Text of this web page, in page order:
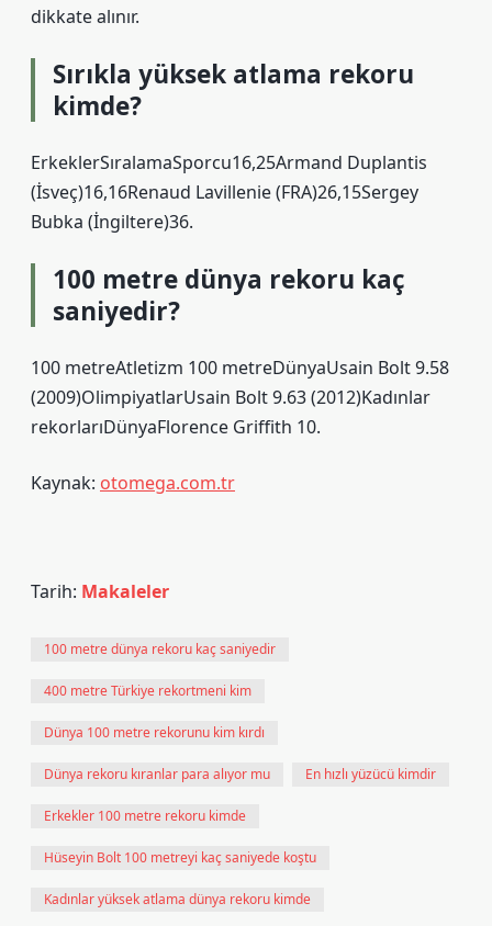
dikkate alınır.
Sırıkla yüksek atlama rekoru
kimde?
ErkeklerSıralamaSporcu16,25Armand Duplantis
(İsveç)16,16Renaud Lavillenie (FRA)26,15Sergey
Bubka (İngiltere)36.
100 metre dünya rekoru kaç
saniyedir?
100 metreAtletizm 100 metreDünyaUsain Bolt 9.58
(2009)OlimpiyatlarUsain Bolt 9.63 (2012)Kadınlar
rekorlarıDünyaFlorence Griffith 10.
Kaynak: otomega.com.tr
Tarih: Makaleler
100 metre dünya rekoru kaç saniyedir
400 metre Türkiye rekortmeni kim
Dünya 100 metre rekorunu kim kırdı
Dünya rekoru kıranlar para alıyor mu En hızlı yüzücü kimdir
Erkekler 100 metre rekoru kimde
Hüseyin Bolt 100 metreyi kaç saniyede koştu
Kadınlar yüksek atlama dünya rekoru kimde